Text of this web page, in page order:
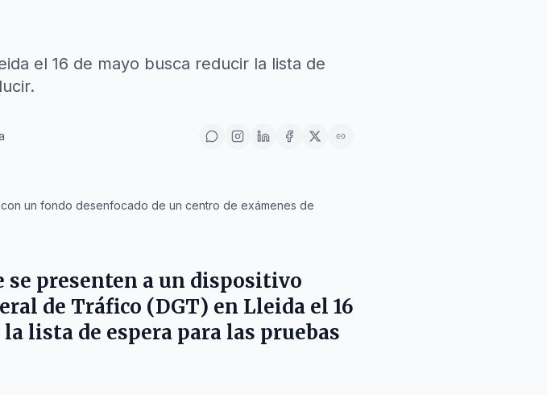
el 16 de mayo busca reducir la lista de
un fondo desenfocado de un centro de exámenes de
se presenten a un dispositivo
de Tráfico (DGT) en Lleida el 16
lista de espera para las pruebas